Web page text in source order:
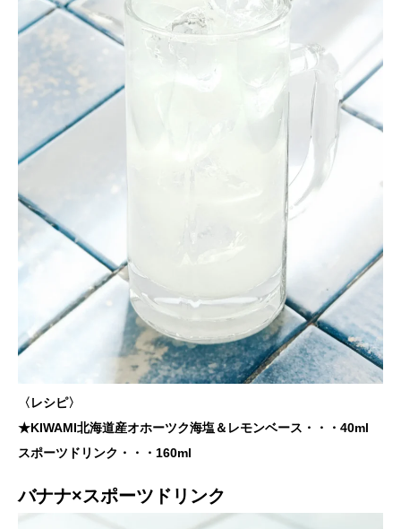
〈レシピ〉
★KIWAMI北海道産オホーツク海塩＆レモンベース・・・40ml
スポーツドリンク・・・160ml
バナナ×スポーツドリンク